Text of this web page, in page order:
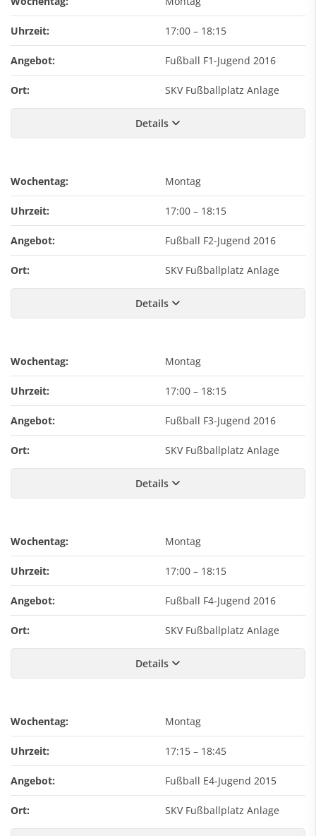
Uhrzeit: 17:00 – 18:15
Angebot: Fußball F1-Jugend 2016
Ort: SKV Fußballplatz Anlage
Details
Wochentag: Montag
Uhrzeit: 17:00 – 18:15
Angebot: Fußball F2-Jugend 2016
Ort: SKV Fußballplatz Anlage
Details
Wochentag: Montag
Uhrzeit: 17:00 – 18:15
Angebot: Fußball F3-Jugend 2016
Ort: SKV Fußballplatz Anlage
Details
Wochentag: Montag
Uhrzeit: 17:00 – 18:15
Angebot: Fußball F4-Jugend 2016
Ort: SKV Fußballplatz Anlage
Details
Wochentag: Montag
Uhrzeit: 17:15 – 18:45
Angebot: Fußball E4-Jugend 2015
Ort: SKV Fußballplatz Anlage